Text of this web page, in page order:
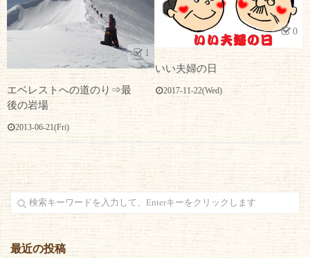
1
エベレストへの道のり⇒最
後の岩場
2013-06-21(Fri)
0
いい夫婦の日
2017-11-22(Wed)
最近の投稿